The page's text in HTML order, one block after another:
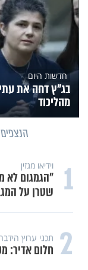
חדשות היום
בג"ץ דחה את
מהליכוד
הנצפים
1 וידיאו מגזין
"הגמגום לא
שטרן על
2 תכני ערוץ
חלום אדיר: